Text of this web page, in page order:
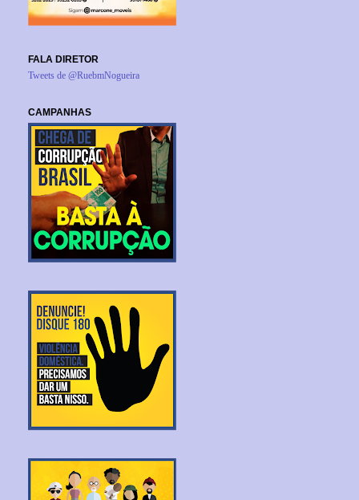
FALA DIRETOR
Tweets de @RuebmNogueira
CAMPANHAS